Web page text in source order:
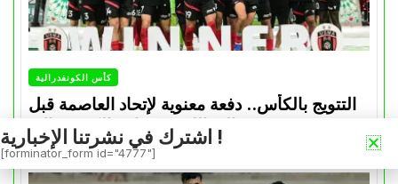
كأس الكونفدرالية
التتويج بالكأس.. دفعة معنوية لإتحاد العاصمة قبل
موقعة الزمالك في نهائي الكونفدرالية
Avril 30, 2026
اشترك في نشرتنا الإخبارية !
[forminator_form id="4777"]